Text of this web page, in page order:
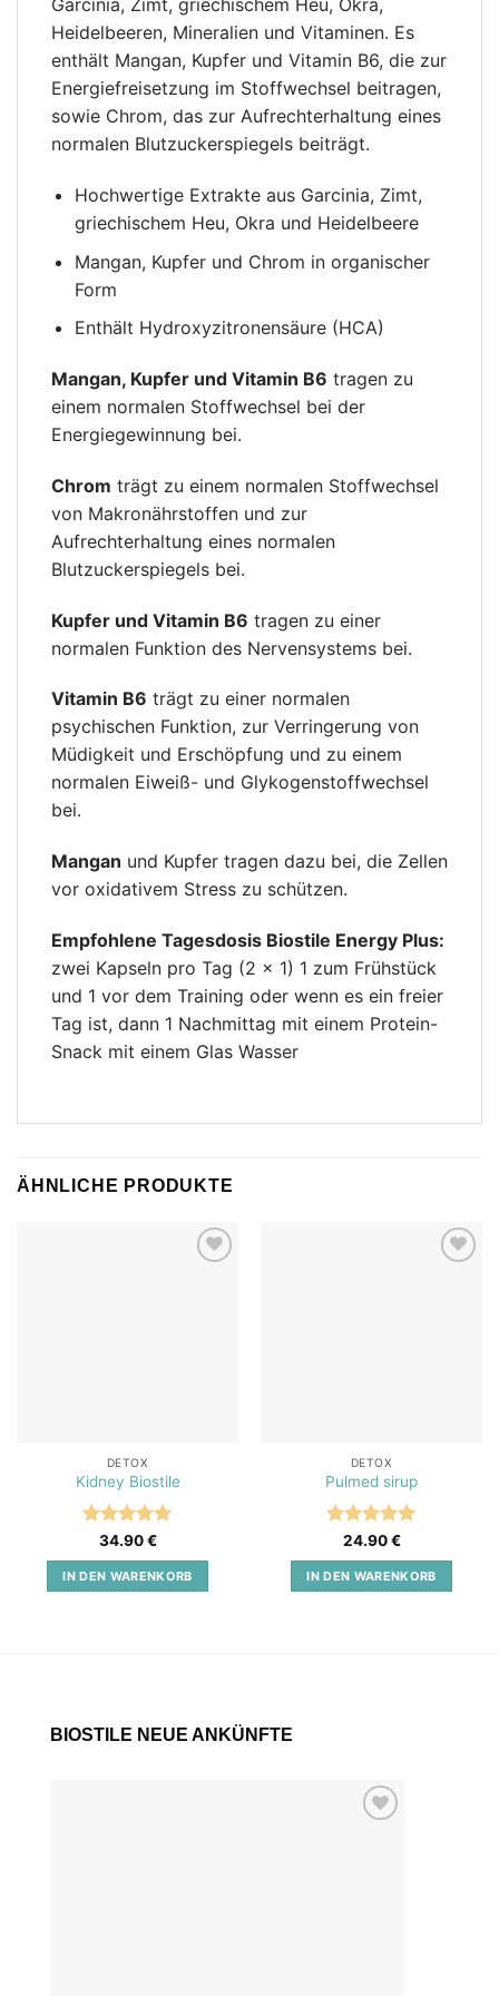
Garcinia, Zimt, griechischem Heu, Okra,
Heidelbeeren, Mineralien und Vitaminen. Es
enthält Mangan, Kupfer und Vitamin B6, die zur
Energiefreisetzung im Stoffwechsel beitragen,
sowie Chrom, das zur Aufrechterhaltung eines
normalen Blutzuckerspiegels beiträgt.
Hochwertige Extrakte aus Garcinia, Zimt,
griechischem Heu, Okra und Heidelbeere
Mangan, Kupfer und Chrom in organischer
Form
Enthält Hydroxyzitronensäure (HCA)
Mangan, Kupfer und Vitamin B6 tragen zu
einem normalen Stoffwechsel bei der
Energiegewinnung bei.
Chrom trägt zu einem normalen Stoffwechsel
von Makronährstoffen und zur
Aufrechterhaltung eines normalen
Blutzuckerspiegels bei.
Kupfer und Vitamin B6 tragen zu einer
normalen Funktion des Nervensystems bei.
Vitamin B6 trägt zu einer normalen
psychischen Funktion, zur Verringerung von
Müdigkeit und Erschöpfung und zu einem
normalen Eiweiß- und Glykogenstoffwechsel
bei.
Mangan und Kupfer tragen dazu bei, die Zellen
vor oxidativem Stress zu schützen.
Empfohlene Tagesdosis Biostile Energy Plus:
zwei Kapseln pro Tag (2 × 1) 1 zum Frühstück
und 1 vor dem Training oder wenn es ein freier
Tag ist, dann 1 Nachmittag mit einem Protein-
Snack mit einem Glas Wasser
ÄHNLICHE PRODUKTE
DETOX
Kidney Biostile
Bewertet
mit5von
5
34.90€
IN DEN WARENKORB
DETOX
Pulmed sirup
Bewertet
mit5von
5
24.90€
IN DEN WARENKORB
BIOSTILE NEUE ANKÜNFTE